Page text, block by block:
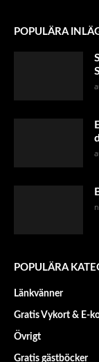
POPULÄRA
POPULÄRA
Länkvänner
Gratis Vykort & E-
Övrigt
Gratis gästböcker